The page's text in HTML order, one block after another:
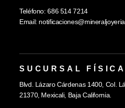
Teléfono: 686 514 7214
Email:
SUCURSAL FÍSICA
Blvd. Lázaro Cárdenas 1400, Col.
21370, Mexicali, Baja California.